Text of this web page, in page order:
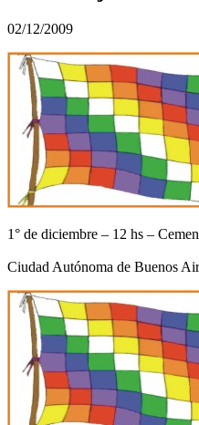
02/12/2009
1° de diciembre – 12 hs –
Ciudad Autónoma de Buenos